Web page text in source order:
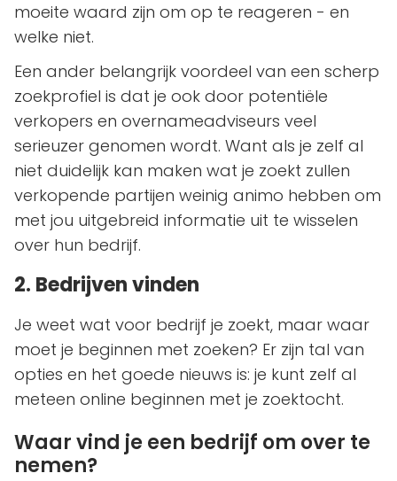
moeite waard zijn om op te reageren - en
welke niet.
Een ander belangrijk voordeel van een scherp
zoekprofiel is dat je ook door potentiële
verkopers en overnameadviseurs veel
serieuzer genomen wordt. Want als je zelf al
niet duidelijk kan maken wat je zoekt zullen
verkopende partijen weinig animo hebben om
met jou uitgebreid informatie uit te wisselen
over hun bedrijf.
2. Bedrijven vinden
Je weet wat voor bedrijf je zoekt, maar waar
moet je beginnen met zoeken? Er zijn tal van
opties en het goede nieuws is: je kunt zelf al
meteen online beginnen met je zoektocht.
Waar vind je een bedrijf om over te
nemen?